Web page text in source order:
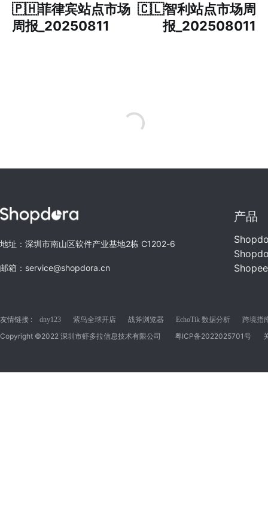
🇵🇭菲律宾站点市场
周报_20250811
🇨🇱智利站点市场周
报_202508011
地址：深圳市南山区软件产业基地2栋 C1202-6
邮箱：service@shopdora.cn
产品
友情链接 : dny123 紫鸟全球开店 战斧浏览器 EchoTik 数据分析 跨境指
Copyright ©2022 深圳市虾多拉信息技术有限公司 粤ICP备2022025701号